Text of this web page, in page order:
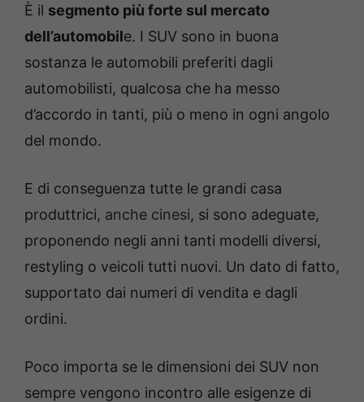
È il segmento più forte sul mercato
dell’automobile. I SUV sono in buona
sostanza le automobili preferiti dagli
automobilisti, qualcosa che ha messo
d’accordo in tanti, più o meno in ogni angolo
del mondo.
E di conseguenza tutte le grandi casa
produttrici, anche cinesi, si sono adeguate,
proponendo negli anni tanti modelli diversi,
restyling o veicoli tutti nuovi. Un dato di fatto,
supportato dai numeri di vendita e dagli
ordini.
Poco importa se le dimensioni dei SUV non
sempre vengono incontro alle esigenze di